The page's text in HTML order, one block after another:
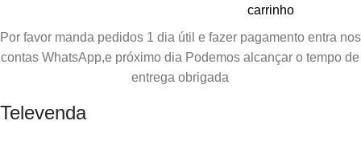
carrinho
Por favor manda pedidos 1 dia útil e fazer pagamento entra nos
contas WhatsApp,e próximo dia Podemos alcançar o tempo de
entrega obrigada
Televenda